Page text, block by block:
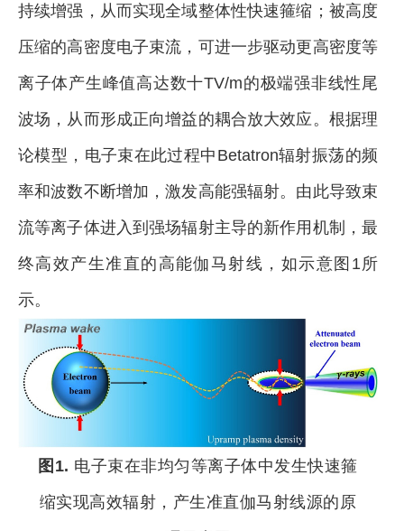
持续增强，从而实现全域整体性快速箍缩；被高度
压缩的高密度电子束流，可进一步驱动更高密度等
离子体产生峰值高达数十TV/m的极端强非线性 尾
波场 ，从而形成正向增益的耦合放大效应。根据理
论模型，电子束在此过程中 Betatron辐射振荡的频
率和波数不断增加，激发高能强辐射。由此导致束
流等离子体进入到强场辐射主导的新作用机制，最
终高效产生准直的高能伽马射线，如示意图1所
示。
图1. 电子束在非均匀等离子体中发生快速箍
缩实现高效辐射，产生准直伽马射线源的原